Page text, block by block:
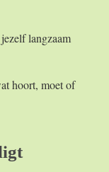
langzaam
hoort, moet of